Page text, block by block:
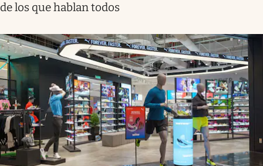
de los que hablan todos